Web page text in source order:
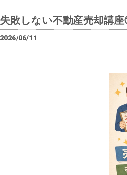
失敗しない不動産売却講
2026/06/11